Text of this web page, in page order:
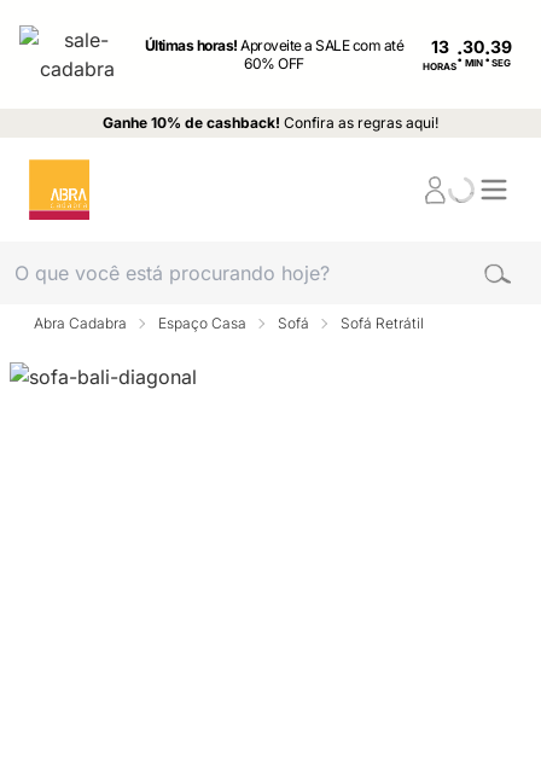
Últimas horas!Aproveite a SALE com até
60% OFF
13
HORAS: MIN : SEG
Ganhe 10% de cashback! Confira as regras aqui!
Abra Cadabra Espaço Casa Sofá Sofá Retrátil